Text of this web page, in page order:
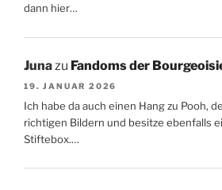
dann hier…
Junazu Fandoms der
19. JANUAR 2026
Ich habe da auch einen Hang zu Pooh,
richtigen Bildern und besitze ebenfalls
Stiftebox.…